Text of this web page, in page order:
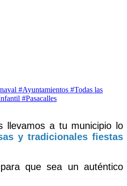
#Ayuntamientos #Todas las
#Pasacalles
llevamos a tu municipio lo
y tradicionales fiestas
que sea un auténtico